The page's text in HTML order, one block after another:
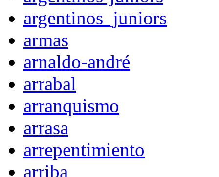
argentinos_juniors
armas
arnaldo-andré
arrabal
arranquismo
arrasa
arrepentimiento
arriba